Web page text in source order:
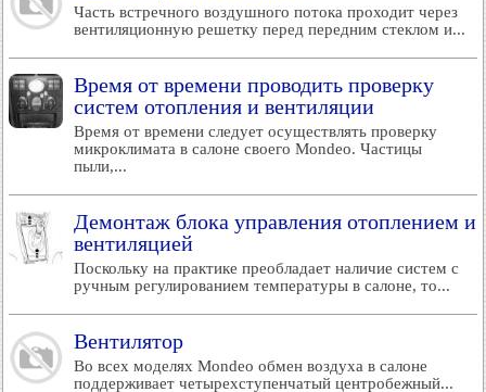
Часть встречного воздушного потока проходит через
вентиляционную решетку перед передним стеклом и...
Время от времени проводить проверку
систем отопления и вентиляции
Время от времени следует осуществлять проверку
микроклимата в салоне своего Mondeo. Частицы
пыли,...
Демонтаж блока управления отоплением и
вентиляцией
Поскольку на практике преобладает наличие систем с
ручным регулированием температуры в салоне, то...
Вентилятор
Во всех моделях Mondeo обмен воздуха в салоне
поддерживает четырехступенчатый центробежный...